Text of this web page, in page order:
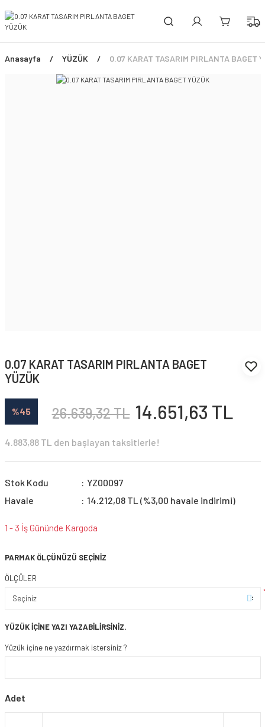
PEŞİN FİYATINA 3 TAKSİT!
ŞİMDİ TÜM ÜRÜNLERDE %45 İNDİRİM FIRSATI
Anasayfa YÜZÜK 0.07 KARAT TASARIM PIRLANTA BAGET
0.07 KARAT TASARIM PIRLANTA BAGET
YÜZÜK
%45 26.639,32 TL 14.651,63 TL
4.883,88 TL den başlayan taksitlerle!
Stok Kodu
YZ00097
Havale
14.212,08 TL (%3,00 havale indirimi)
1 - 3 İş Gününde Kargoda
PARMAK ÖLÇÜNÜZÜ SEÇİNİZ
ÖLÇÜLER
YÜZÜK İÇİNE YAZI YAZABİLİRSİNİZ.
Yüzük içine ne yazdırmak istersiniz ?
Adet